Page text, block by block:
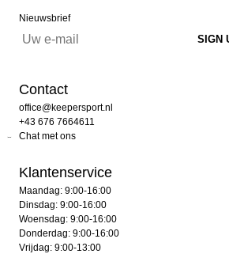
Nieuwsbrief
Contact
office@keepersport.nl
+43 676 7664611
Chat met ons
Klantenservice
Maandag: 9:00-16:00
Dinsdag: 9:00-16:00
Woensdag: 9:00-16:00
Donderdag: 9:00-16:00
Vrijdag: 9:00-13:00